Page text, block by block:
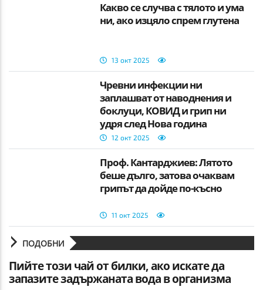
Какво се случва с тялото и ума
ни, ако изцяло спрем глутена
13 окт 2025
Чревни инфекции ни
заплашват от наводнения и
боклуци, КОВИД и грип ни
удря след Нова година
12 окт 2025
Проф. Кантарджиев: Лятото
беше дълго, затова очаквам
грипът да дойде по-късно
11 окт 2025
ПОДОБНИ
Пийте този чай от билки, ако искате да
запазите задържаната вода в организма